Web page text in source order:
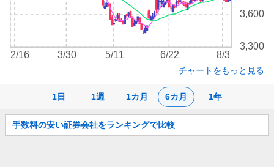
1日 1週 1カ月 6カ月 1年
3,300
3,600
2/16 3/30 5/11 6/22 8/3
チャートをもっと見る
お
知
手数料の安い証券会社をランキングで比較